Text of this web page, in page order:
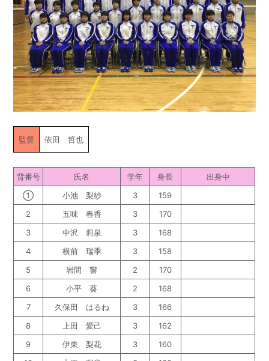
監督 依田 哲也
背番号 氏名 学年 身長
出身中
①
小池 梨紗 3
159
2
五味 春香 3
170
3
中沢 莉泉 3
168
4
横前 瑞季 3
158
5
岩間 響 2
170
6
小平 葵 2
168
7
久保田 はるね 3
166
8
上田 愛己 3
162
9
伊東 梨花 3
160